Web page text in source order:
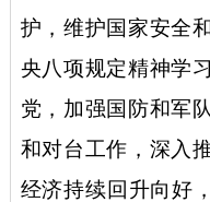
护，维护国家安全
央八项规定精神学
党，加强国防和军
和对台工作，深入
经济持续回升向好